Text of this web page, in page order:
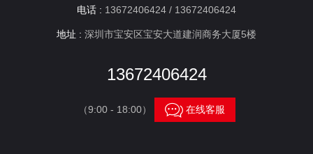
电话 : 13672406424 / 13672406424
地址 : 深圳市宝安区宝安大道建润商务大厦5楼
13672406424
（9:00 - 18:00） 在线客服